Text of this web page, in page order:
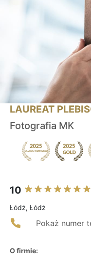
LAUREAT
Fotografia MK
10
Łódź, Łódź
Pokaż numer
O firmie: